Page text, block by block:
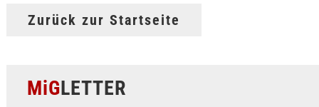
Zurück zur Startseite
MiGLETTER